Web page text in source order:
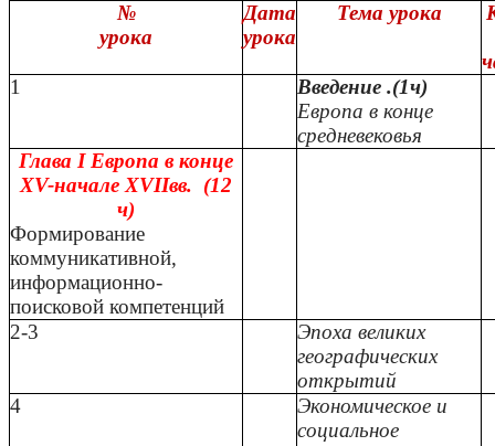
№
урока
Дата
урока
Тема урока
1
Введение .(1ч)
Европа в конце
средневековья
Глава I Европа в конце
XV-начале XVIIвв. (12
ч)
Формирование
коммуникативной,
информационно-
поисковой компетенций
2-3
Эпоха великих
географических
открытий
4
Экономическое и
социальное